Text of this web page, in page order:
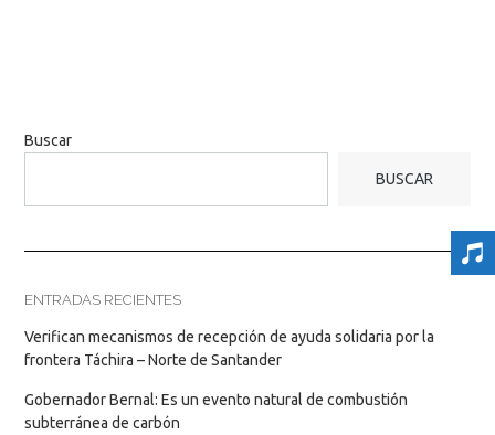
Buscar
BUSCAR
ENTRADAS RECIENTES
Verifican mecanismos de recepción de ayuda solidaria por la
frontera Táchira – Norte de Santander
Gobernador Bernal: Es un evento natural de combustión
subterránea de carbón